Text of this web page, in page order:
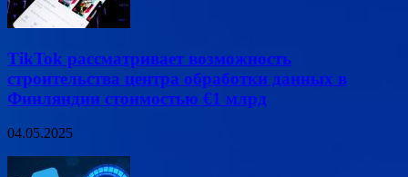
TikTok рассматривает возможность
строительства центра обработки данных в
Финляндии стоимостью €1 млрд
04.05.2025